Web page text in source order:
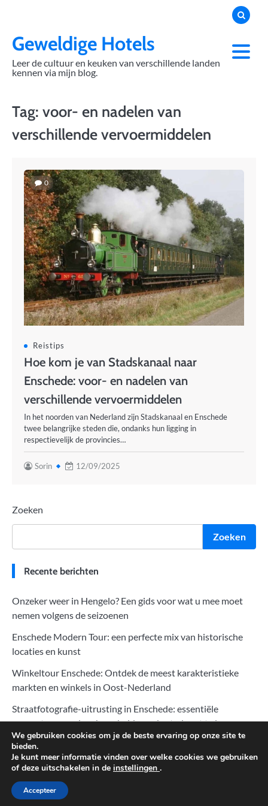
contentGeweldige Hotels
Leer de cultuur en keuken van verschillende landen
kennen via mijn blog.
Tag: voor- en nadelen van
verschillende vervoermiddelen
0
Reistips
Hoe kom je van Stadskanaal naar
Enschede: voor- en nadelen van
verschillende vervoermiddelen
In het noorden van Nederland zijn Stadskanaal en Enschede
twee belangrijke steden die, ondanks hun ligging in
respectievelijk de provincies…
Sorin 12/09/2025
Zoeken
Zoeken
Recente berichten
Onzeker weer in Hengelo? Een gids voor wat u mee moet
nemen volgens de seizoenen
Enschede Modern Tour: een perfecte mix van historische
locaties en kunst
Winkeltour Enschede: Ontdek de meest karakteristieke
markten en winkels in Oost-Nederland
Straatfotografie-uitrusting in Enschede: essentiële
apparatuur om de schoonheid van de stad vast te leggen
Zonsopgang en zonsondergang fotograferen in Enschede:
perfecte momenten van natuur en stad vastleggen
Copyright © 2026
We gebruiken cookies om je de beste ervaring op onze site te
bieden.
Je kunt meer informatie vinden over welke cookies we gebruiken
of deze uitschakelen in de instellingen .
Accepteer